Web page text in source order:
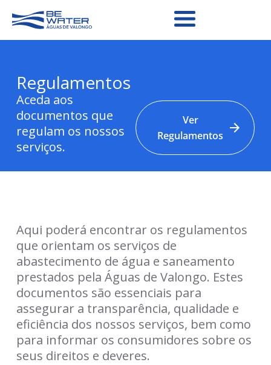
Regulamentos
Aceda aos
documentos que
regulam os nossos
serviços.
Ver
Regulamentos
Aqui poderá encontrar os regulamentos
que orientam os serviços de
abastecimento de água e saneamento
prestados pela Águas de Valongo. Estes
documentos são essenciais para
assegurar a transparência, qualidade e
eficiência dos nossos serviços, bem como
para informar os consumidores sobre os
seus direitos e deveres.